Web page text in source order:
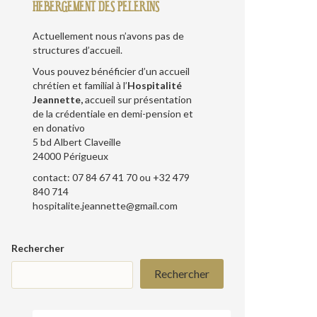
HEBERGEMENT DES PELERINS
Actuellement nous n’avons pas de
structures d’accueil.
Vous pouvez bénéficier d’un accueil
chrétien et familial à l’Hospitalité
Jeannette,accueil sur présentation
de la crédentiale en demi-pension et
en donativo
5 bd Albert Claveille
24000 Périgueux
contact: 07 84 67 41 70 ou +32 479
840 714
hospitalite.jeannette@gmail.com
Rechercher
Rechercher